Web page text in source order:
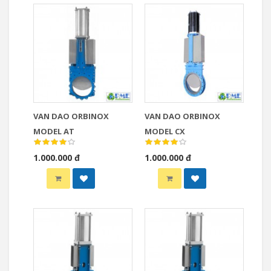
VAN DAO ORBINOX
MODEL AT
1.000.000 đ
VAN DAO ORBINOX
MODEL CX
1.000.000 đ